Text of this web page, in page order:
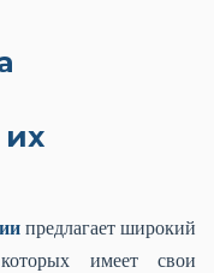
предлагает широкий
имеет свои